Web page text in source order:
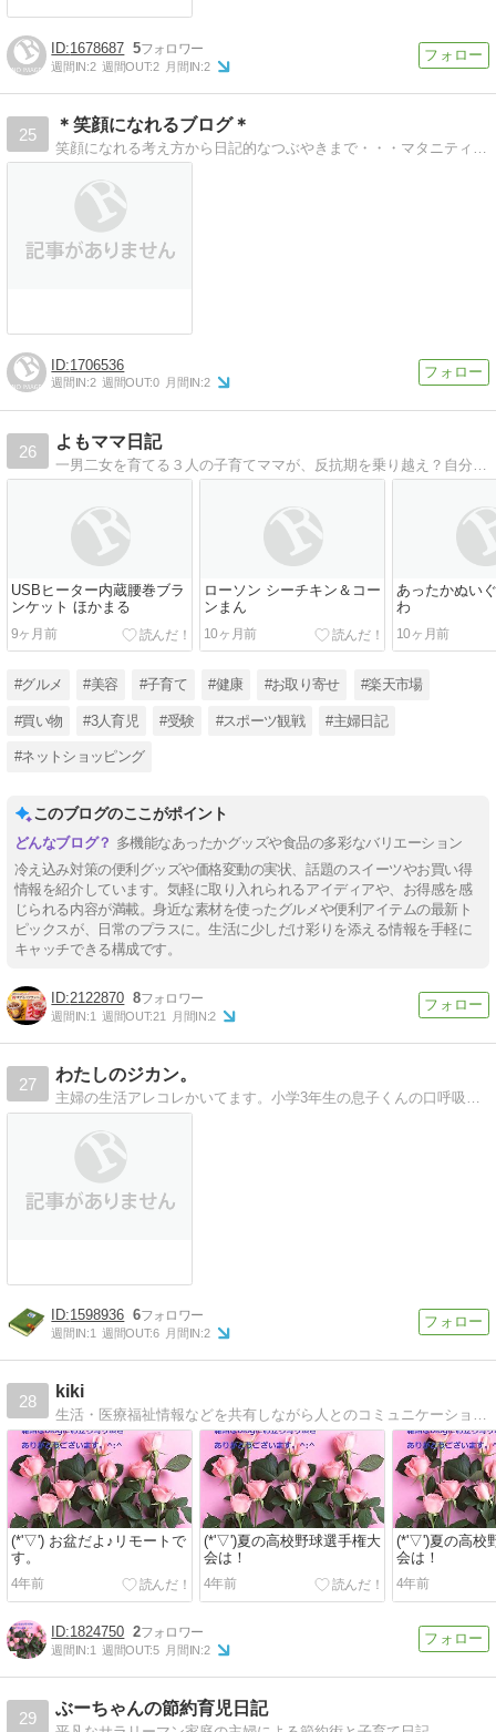
1678687 5
週間IN:2 週間OUT:2 月間IN:2
25
＊笑顔になれるブログ＊
1706536
週間IN:2 週間OUT:0 月間IN:2
26
よもママ日記
USBヒーター内蔵腰巻ブラ
ンケット ほかまる
9ヶ月前
ローソン シーチキン＆コー
ンまん
10ヶ月前
あったかぬい
わ
10ヶ月前
#グルメ #美容 #子育て #健康 #お取り寄せ #楽天市場
#買い物 #3人育児 #受験 #スポーツ観戦 #主婦日記
#ネットショッピング
このブログのここがポイント
多機能なあったかグッズや食品の多彩なバリエーション
冷え込み対策の便利グッズや価格変動の実状、話題のスイーツやお買い得
情報を紹介しています。気軽に取り入れられるアイディアや、お得感を感
じられる内容が満載。身近な素材を使ったグルメや便利アイテムの最新ト
ピックスが、日常のプラスに。生活に少しだけ彩りを添える情報を手軽に
キャッチできる構成です。
2122870 8
週間IN:1 週間OUT:21 月間IN:2
27
わたしのジカン。
1598936 6
週間IN:1 週間OUT:6 月間IN:2
28
kiki
(*'▽') お盆だよ♪リモートで
す。
4年前
(*'▽')夏の高校野球選手権大
会は！
4年前
(*'▽')夏の高校
会は！
4年前
1824750 2
週間IN:1 週間OUT:5 月間IN:2
29
ぶーちゃんの節約育児日記